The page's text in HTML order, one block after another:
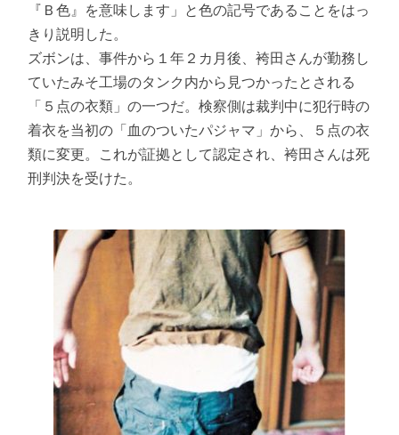
『Ｂ色』を意味します」と色の記号であることをはっ
きり説明した。
ズボンは、事件から１年２カ月後、袴田さんが勤務し
ていたみそ工場のタンク内から見つかったとされる
「５点の衣類」の一つだ。検察側は裁判中に犯行時の
着衣を当初の「血のついたパジャマ」から、５点の衣
類に変更。これが証拠として認定され、袴田さんは死
刑判決を受けた。